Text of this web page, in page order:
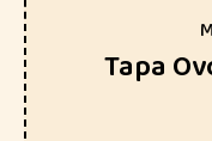
Tapa